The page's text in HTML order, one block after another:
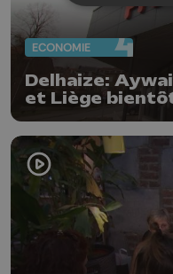
ECONOMIE
Delhaize:
et Liège